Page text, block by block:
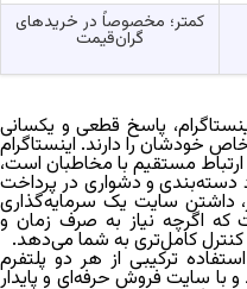
کمتر؛ مخصوصاً در خریدهای
گران‌قیمت
، پاسخ قطعی و یکسانی
خودشان را دارند. اینستاگرام
ارتباط مستقیم با مخاطبان است،
دسته‌بندی و دشواری در پرداخت
داشتن سایت یک سرمایه‌گذاری
که اگرچه نیاز به صرف زمان و
کنترل کامل‌تری به شما می‌دهد.
ترکیبی از هر دو پلتفرم
با سایت فروش حرفه‌ای و پایدار